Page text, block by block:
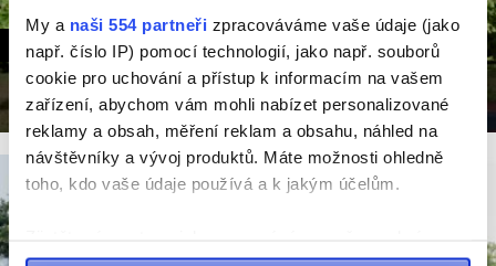
My a naši 554 partneři zpracováváme vaše údaje (jako
např. číslo IP) pomocí technologií, jako např. souborů
cookie pro uchování a přístup k informacím na vašem
zařízení, abychom vám mohli nabízet personalizované
reklamy a obsah, měření reklam a obsahu, náhled na
návštěvníky a vývoj produktů. Máte možnosti ohledně
toho, kdo vaše údaje používá a k jakým účelům.
údaje, a nastavte si předvolby včásti s podrobnostmi.
VIDEO: Sportovní park Pardubice slaví 10. ročník. Přináší
rekordní počet stanovišťi novou aplikaci